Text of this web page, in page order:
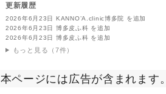
更新履歴
2026年6月23日 KANNO’A.clinic博多院 を追加
2026年6月23日 博多皮ふ科 を追加
2026年6月23日 博多皮ふ科 を追加
もっと見る（7件）
本ページには広告が含まれます。